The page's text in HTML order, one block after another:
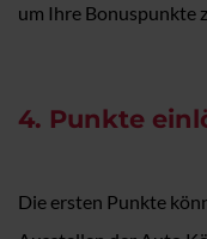
um Ihre Bonuspunkte
4. Punkte
Die ersten Punkte